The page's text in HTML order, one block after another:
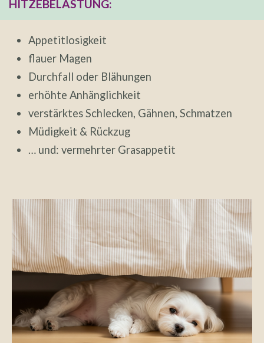
HITZEBELASTUNG:
Appetitlosigkeit
flauer Magen
Durchfall oder Blähungen
erhöhte Anhänglichkeit
verstärktes Schlecken, Gähnen, Schmatzen
Müdigkeit & Rückzug
… und: vermehrter Grasappetit